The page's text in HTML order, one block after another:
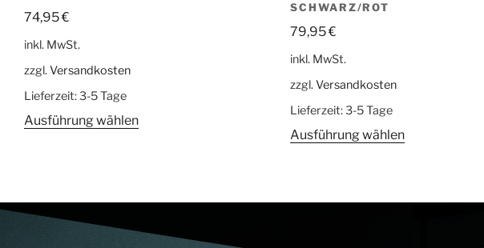
74,95€
inkl. MwSt.
zzgl.Versandkosten
Lieferzeit:3-5 Tage
Ausführung wählen
SCHWARZ/ROT
79,95€
inkl. MwSt.
zzgl.Versandkosten
Lieferzeit:3-5 Tage
Ausführung wählen